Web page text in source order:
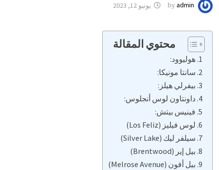
byadmin يونيو 12, 2023
محتوي المقالة
هوليوود:
سانتا مونيكا:
بيفرلي هيلز:
داونتاون لوس أنجلوس:
فينيس بيتش:
لوس فيليز (Los Feliz)
سيلفر ليك (Silver Lake)
بيل إير (Brentwood)
بيل أفون (Melrose Avenue)